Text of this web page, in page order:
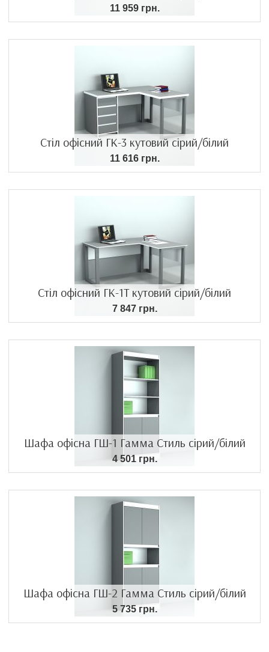
11 959 грн.
Стіл офісний ГК-3 кутовий сірий/білий
11 616 грн.
Стіл офісний ГК-1Т кутовий сірий/білий
7 847 грн.
Шафа офісна ГШ-1 Гамма Стиль сірий/білий
4 501 грн.
Шафа офісна ГШ-2 Гамма Стиль сірий/білий
5 735 грн.